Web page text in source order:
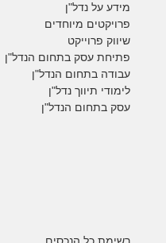
מידע על נדל"ן
פרויקטים מיוחדים
שיווק פרוייקט
פתיחת עסק בתחום הנדל"ן
עבודה בתחום הנדל"ן
לימודי תיווך נדל"ן
עסק בתחום הנדל"ן